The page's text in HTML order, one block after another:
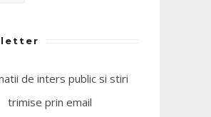
de inters public si stiri
trimise prin email